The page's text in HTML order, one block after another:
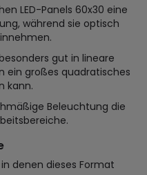
LED-Panels 60x30 eine
während sie optisch
gut in lineare
ein großes quadratisches
kann.
Beleuchtung die
denen dieses Format